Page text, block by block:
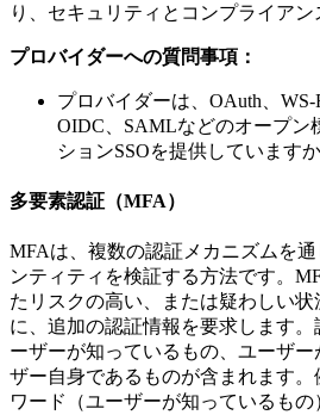
り、セキュリティとコンプライアン
プロバイダーへの質問事項：
プロバイダーは、OAuth、WS-
OIDC、SAMLなどのオープン
ションSSOを提供しています
多要素認証（MFA）
MFAは、複数の認証メカニズムを
ンティティを検証する方法です。
たリスクの高い、または疑わしい
に、追加の認証情報を要求します
ーザーが知っているもの、ユーザ
ザー自身であるものが含まれます
ワード（ユーザーが知っているも